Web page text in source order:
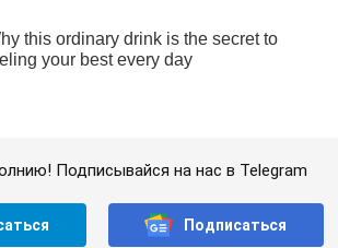
Подписывайся на нас в Telegram
Подписаться